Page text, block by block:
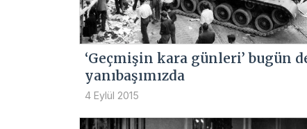
‘Geçmişin kara günleri’ bugün
yanıbaşımızda
4 Eylül 2015